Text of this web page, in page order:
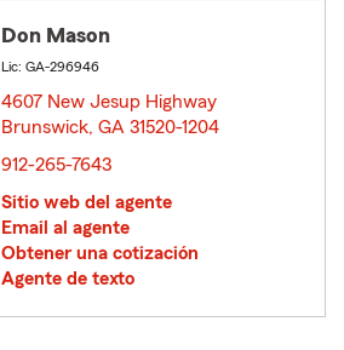
Don Mason
Lic: GA-296946
4607 New Jesup Highway
Brunswick, GA 31520-1204
912-265-7643
Sitio web del agente
Email al agente
Obtener una cotización
Agente de texto